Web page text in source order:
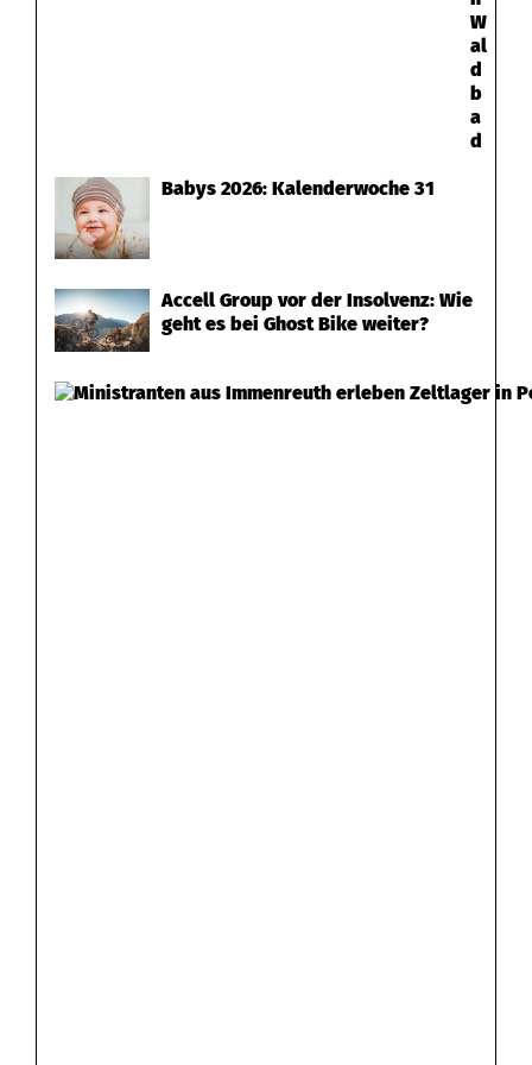
W
al
d
b
a
d
Babys 2026: Kalenderwoche 31
Accell Group vor der Insolvenz: Wie
geht es bei Ghost Bike weiter?